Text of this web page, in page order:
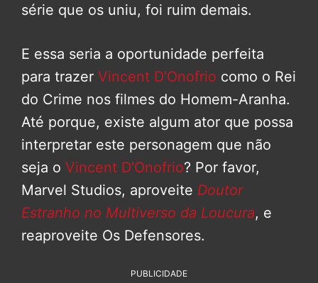
série que os uniu, foi ruim demais.
E essa seria a oportunidade perfeita
para trazer Vincent D’Onofrio como o Rei
do Crime nos filmes do Homem-Aranha.
Até porque, existe algum ator que possa
interpretar este personagem que não
seja o Vincent D’Onofrio? Por favor,
Marvel Studios, aproveite Doutor
Estranho no Multiverso da Loucura, e
reaproveite Os Defensores.
PUBLICIDADE